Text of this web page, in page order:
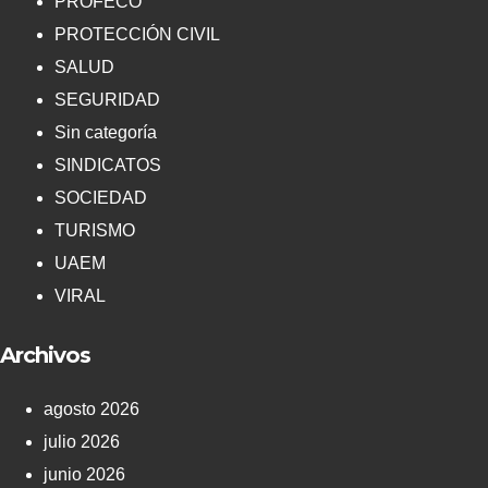
PROTECCIÓN CIVIL
SALUD
SEGURIDAD
Sin categoría
SINDICATOS
SOCIEDAD
TURISMO
UAEM
VIRAL
Archivos
agosto 2026
julio 2026
junio 2026